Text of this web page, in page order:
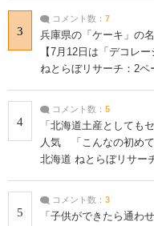
3
コメント数： 7
兵庫県の「ケーキ」の
【7月12日は「デコレ
ねとらぼリサーチ：2ペ
4
コメント数： 5
「北海道土産としても
人気 「こんなの初めて
北海道 ねとらぼリサー
5
コメント数： 3
「子供ができたら通わ